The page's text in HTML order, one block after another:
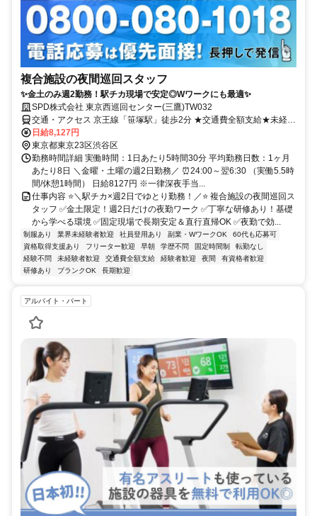
複合施設の夜間巡回スタッフ
✨金土のみ週2勤務！駅チカ現場で安定◎Wワークにも最適✨
SPD株式会社 東京西巡回センター(三鷹)TW032
交通・アクセス 京王線「笹塚駅」徒歩2分 ★交通費全額支給★未経験
歓迎
日給8,127円
東京都東京23区渋谷区
勤務時間詳細 実働時間：1日あたり5時間30分 平均勤務日数：1ヶ月
あたり8日 ＼金曜・土曜の週2日勤務／ ⏰24:00～翌6:30 （実働5.5時
間/休憩1時間） 日給8127円 ※一律深夜手当...
仕事内容 ⭐＼駅チカ×週2日でゆとり勤務！／⭐ 複合施設の夜間巡回ス
タッフ ✅金土限定！週2日だけの夜勤ワーク ✅丁寧な研修あり！基礎
から学べる環境 ✅固定現場で長期安定＆直行直帰OK ✅夜勤で効...
制服あり 業界未経験者歓迎 社員登用あり 副業・WワークOK
60代も応募可
資格取得支援あり
フリーター歓迎 早朝 学歴不問 固定時間制
転勤なし
経験不問
未経験者歓迎 交通費全額支給 経験者歓迎 夜間
有資格者歓迎
研修あり
ブランクOK 長期歓迎
アルバイト・パート